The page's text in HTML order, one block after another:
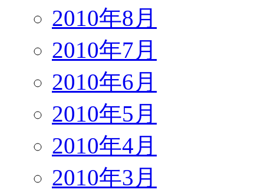
2010年8月
2010年7月
2010年6月
2010年5月
2010年4月
2010年3月